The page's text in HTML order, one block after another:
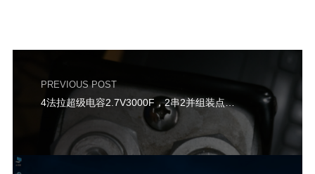
PREVIOUS POST
4法拉超级电容2.7V3000F，2串2并组装点焊机-（更新中）